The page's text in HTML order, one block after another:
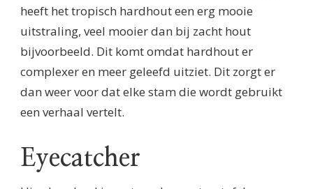
heeft het tropisch hardhout een erg mooie
uitstraling, veel mooier dan bij zacht hout
bijvoorbeeld. Dit komt omdat hardhout er
complexer en meer geleefd uitziet. Dit zorgt er
dan weer voor dat elke stam die wordt gebruikt
een verhaal vertelt.
Eyecatcher